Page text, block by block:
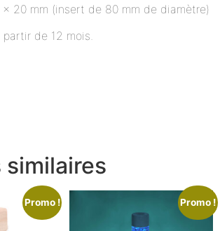
x 20 mm (insert de 80 mm de diamètre)
de 12 mois.
similaires
Promo ! Promo !